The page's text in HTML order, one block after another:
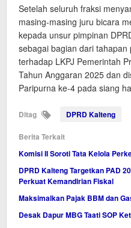
Setelah seluruh fraksi
masing-masing juru bicara
kepada unsur pimpinan
sebagai bagian dari
terhadap LKPJ Pemerintah
Tahun Anggaran 2025 dan
Paripurna ke-4 pada siang
Ditag DPRD Kalteng
Berita Terkait
Komisi II Soroti Tata Kelola
DPRD Kalteng Targetkan PAD
Perkuat Kemandirian Fiskal
Maksimalkan Pajak BBM dan
Desak Dapur MBG Taati SOP